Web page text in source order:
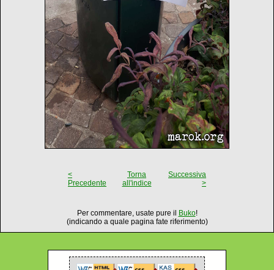
<
Precedente
Torna
all'indice
Successiva
>
Per commentare, usate pure il Buko!
(indicando a quale pagina fate riferimento)